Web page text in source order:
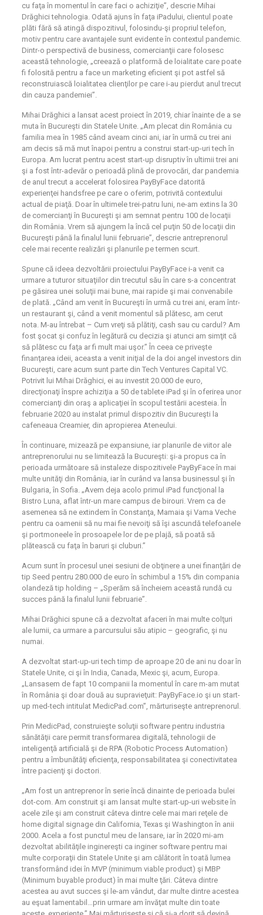
cu faţa în momentul în care faci o achiziţie”, descrie Mihai
Drăghici tehnologia. Odată ajuns în faţa iPadului, clientul poate
plăti fără să atingă dispozitivul, folosindu-şi propriul telefon,
motiv pentru care avantajele sunt evidente în contextul pandemic.
Dintr-o perspectivă de business, comercianţii care folosesc
această tehnologie, „creează o platformă de loialitate care poate
fi folosită pentru a face un marketing eficient şi pot astfel să
reconstruiască loialitatea clienţilor pe care i-au pierdut anul trecut
din cauza pandemiei”.
Mihai Drăghici a lansat acest proiect în 2019, chiar înainte de a se
muta în Bucureşti din Statele Unite. „Am plecat din România cu
familia mea în 1985 când aveam cinci ani, iar în urmă cu trei ani
am decis să mă mut înapoi pentru a construi start-up-uri tech în
Europa. Am lucrat pentru acest start-up disruptiv în ultimii trei ani
şi a fost într-adevăr o perioadă plină de provocări, dar pandemia
de anul trecut a accelerat folosirea PayByFace datorită
experienţei handsfree pe care o oferim, potrivită contextului
actual de piaţă. Doar în ultimele trei-patru luni, ne-am extins la 30
de comercianţi în Bucureşti şi am semnat pentru 100 de locaţii
din România. Vrem să ajungem la încă cel puţin 50 de locaţii din
Bucureşti până la finalul lunii februarie”, descrie antreprenorul
cele mai recente realizări şi planurile pe termen scurt.
Spune că ideea dezvoltării proiectului PayByFace i-a venit ca
urmare a tuturor situaţiilor din trecutul său în care s-a concentrat
pe găsirea unei soluţii mai bune, mai rapide şi mai convenabile
de plată. „Când am venit în Bucureşti în urmă cu trei ani, eram într-
un restaurant şi, când a venit momentul să plătesc, am cerut
nota. M-au întrebat – Cum vreţi să plătiţi, cash sau cu cardul? Am
fost şocat şi confuz în legătură cu decizia şi atunci am simţit că
să plătesc cu faţa ar fi mult mai uşor.” În ceea ce priveşte
finanţarea ideii, aceasta a venit iniţial de la doi angel investors din
Bucureşti, care acum sunt parte din Tech Ventures Capital VC.
Potrivit lui Mihai Drăghici, ei au investit 20.000 de euro,
direcţionaţi înspre achiziţia a 50 de tablete iPad şi în oferirea unor
comercianţi din oraş a aplicaţiei în scopul testării acesteia. În
februarie 2020 au instalat primul dispozitiv din Bucureşti la
cafeneaua Creamier, din apropierea Ateneului.
În continuare, mizează pe expansiune, iar planurile de viitor ale
antreprenorului nu se limitează la Bucureşti: şi-a propus ca în
perioada următoare să instaleze dispozitivele PayByFace în mai
multe unităţi din România, iar în curând va lansa businessul şi în
Bulgaria, în Sofia. „Avem deja acolo primul iPad funcţional la
Bistro Luna, aflat într-un mare campus de birouri. Vrem ca de
asemenea să ne extindem în Constanţa, Mamaia şi Vama Veche
pentru ca oamenii să nu mai fie nevoiţi să îşi ascundă telefoanele
şi portmoneele în prosoapele lor de pe plajă, să poată să
plătească cu faţa în baruri şi cluburi.”
Acum sunt în procesul unei sesiuni de obţinere a unei finanţări de
tip Seed pentru 280.000 de euro în schimbul a 15% din compania
olandeză tip holding – „Sperăm să încheiem această rundă cu
succes până la finalul lunii februarie”.
Mihai Drăghici spune că a dezvoltat afaceri în mai multe colţuri
ale lumii, ca urmare a parcursului său atipic – geografic, şi nu
numai.
A dezvoltat start-up-uri tech timp de aproape 20 de ani nu doar în
Statele Unite, ci şi în India, Canada, Mexic şi, acum, Europa.
„Lansasem de fapt 10 companii la momentul în care m-am mutat
în România şi doar două au supravieţuit: PayByFace.io şi un start-
up med-tech intitulat MedicPad.com”, mărturiseşte antreprenorul.
Prin MedicPad, construieşte soluţii software pentru industria
sănătăţii care permit transformarea digitală, tehnologii de
inteligenţă artificială şi de RPA (Robotic Process Automation)
pentru a îmbunătăţi eficienţa, responsabilitatea şi conectivitatea
între pacienţi şi doctori.
„Am fost un antreprenor în serie încă dinainte de perioada bulei
dot-com. Am construit şi am lansat multe start-up-uri website în
acele zile şi am construit câteva dintre cele mai mari reţele de
home digital signage din California, Texas şi Washington în anii
2000. Acela a fost punctul meu de lansare, iar în 2020 mi-am
dezvoltat abilităţile inginereşti ca inginer software pentru mai
multe corporaţii din Statele Unite şi am călătorit în toată lumea
transformând idei în MVP (minimum viable product) şi MBP
(Minimum buyable product) în mai multe ţări. Câteva dintre
acestea au avut succes şi le-am vândut, dar multe dintre acestea
au eşuat lamentabil…prin urmare am învăţat multe din toate